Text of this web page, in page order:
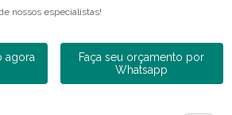
nossos especialistas!
agora
Faça seu orçamento por
Whatsapp